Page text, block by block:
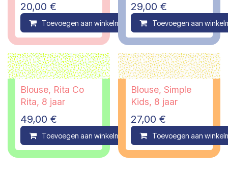
20,00 €
Toevoegen aan winkelmandje Compare
29,00 €
Toevoegen aan
Blouse, Rita Co
Rita, 8 jaar
49,00 €
Toevoegen aan winkelmandje Compare
Blouse, Simple
Kids, 8 jaar
27,00 €
Toevoegen aan